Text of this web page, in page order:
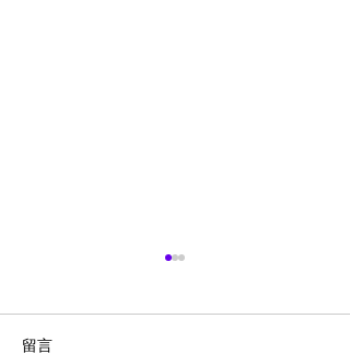
留言